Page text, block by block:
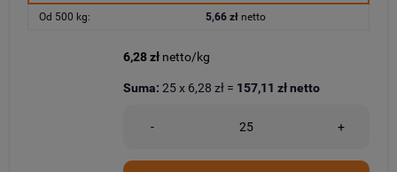
Od 500 kg: 5,66 złnetto
6,28 zł netto/kg
- +
Suma: 25x 6,28 zł = 157,11 złnetto